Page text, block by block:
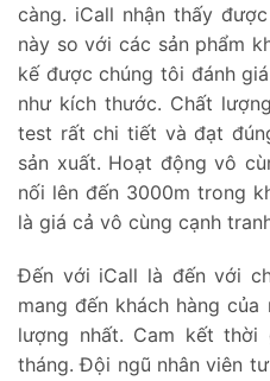
càng. iCall nhận thấy
này so với các sản phẩm
kế được chúng tôi đánh
như kích thước. Chất
test rất chi tiết và đạt
sản xuất. Hoạt động vô
nối lên đến 3000m trong
là giá cả vô cùng cạnh
Đến với iCall là đến với
mang đến khách hàng
lượng nhất. Cam kết thời
tháng. Đội ngũ nhân viên